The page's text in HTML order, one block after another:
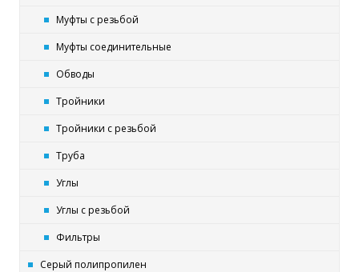
Муфты с резьбой
Муфты соединительные
Обводы
Тройники
Тройники с резьбой
Труба
Углы
Углы с резьбой
Фильтры
Серый полипропилен